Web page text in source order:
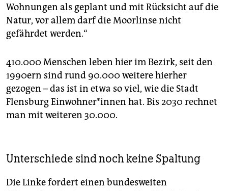
Wohnungen als geplant und mit Rücksicht auf die
Natur, vor allem darf die Moorlinse nicht
gefährdet werden.“
410.000 Menschen leben hier im Bezirk, seit den
1990ern sind rund 90.000 weitere hierher
gezogen – das ist in etwa so viel, wie die Stadt
Flensburg Ein­woh­ne­r*in­nen hat. Bis 2030 rechnet
man mit weiteren 30.000.
Unterschiede sind noch keine Spaltung
Die Linke fordert einen bundesweiten